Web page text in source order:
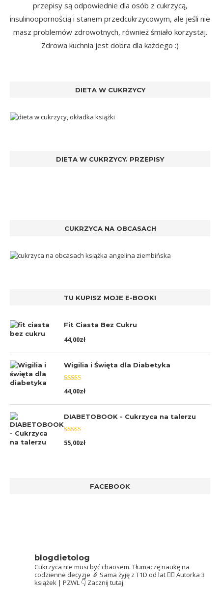
przepisy są odpowiednie dla osób z cukrzycą,
insulinoopornością i stanem przedcukrzycowym, ale jeśli nie
masz problemów zdrowotnych, również śmiało korzystaj.
Zdrowa kuchnia jest dobra dla każdego :)
DIETA W CUKRZYCY
DIETA W CUKRZYCY. PRZEPISY
CUKRZYCA NA OBCASACH
TU KUPISZ MOJE E-BOOKI
Fit Ciasta Bez Cukru
44,00zł
Wigilia i Święta dla Diabetyka
Oceniono
5.00na 5
44,00zł
DIABETOBOOK - Cukrzyca na talerzu
Oceniono
5.00na 5
55,00zł
FACEBOOK
blogdietolog
Cukrzyca nie musi być chaosem. Tłumaczę naukę na
codzienne decyzje 🔬 Sama żyję z T1D od lat 👩‍⚕️ Autorka 3
książek | PZWL 👇 Zacznij tutaj